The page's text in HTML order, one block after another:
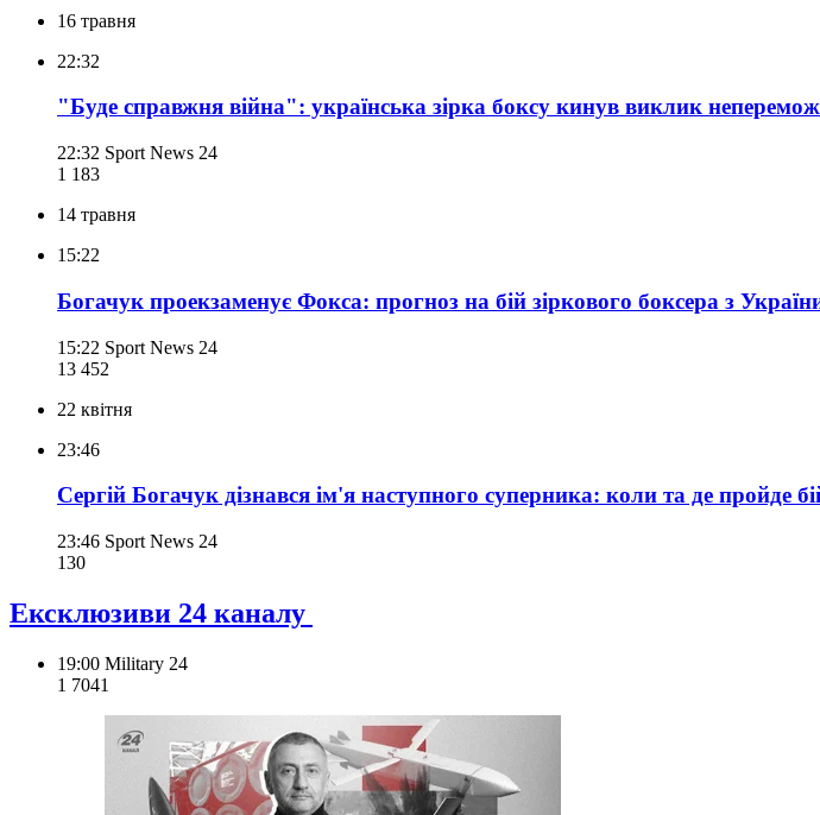
16 травня
22:32
"Буде справжня війна": українська зірка боксу кинув виклик
22:32 Sport News 24
1 183
14 травня
15:22
Богачук проекзаменує Фокса: прогноз на бій зіркового боксера з
15:22 Sport News 24
13 452
22 квітня
23:46
Сергій Богачук дізнався ім'я наступного суперника: коли та де пройде
23:46 Sport News 24
130
Ексклюзиви 24 каналу
19:00 Military 24
1 7041